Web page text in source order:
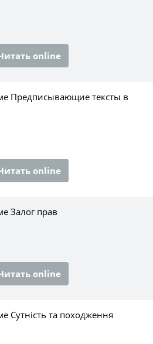
online
Предписывающие тексты в
online
Залог прав
online
Сутність та походження